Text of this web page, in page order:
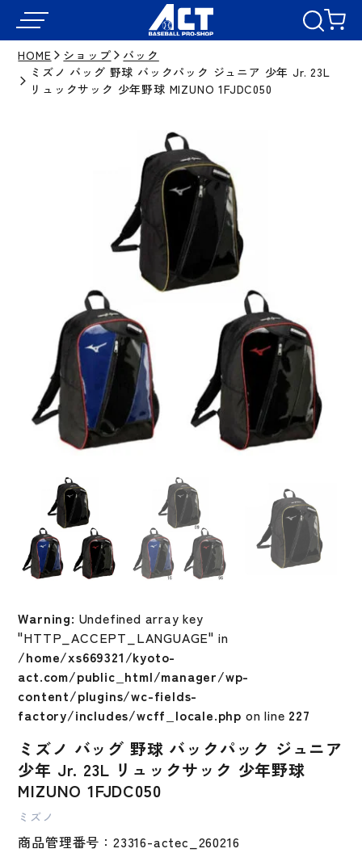
HOME ショップ
バック
ミズノ バッグ 野球 バックパック ジュニア 少年 Jr. 23L
リュックサック 少年野球 MIZUNO 1FJDC050
Warning: Undefined array key
"HTTP_ACCEPT_LANGUAGE" in
/home/xs669321/kyoto-
act.com/public_html/manager/wp-
content/plugins/wc-fields-
factory/includes/wcff_locale.php on line 227
ミズノ バッグ 野球 バックパック ジュニア
少年 Jr. 23L リュックサック 少年野球
MIZUNO 1FJDC050
ミズノ
商品管理番号：23316-actec_260216